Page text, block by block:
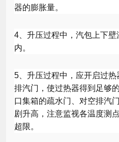
器的膨胀量。
4 、升压过程中，汽包上下
内。
5 、升压过程中，应开启过
排汽门，使过热器得到足够
口集箱的疏水门、对空排汽
剧升高，注意监视各温度测
超限。